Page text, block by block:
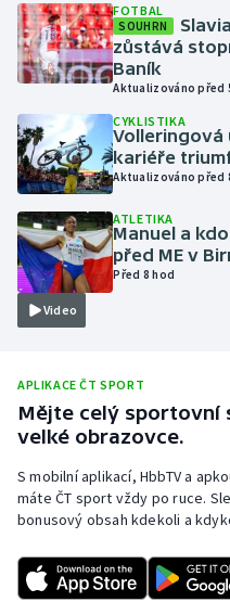
Moderní pětiboj
Motorsport
Olympijské hry
Parasport
Plavání
Plážový volejbal
Rychlobruslení
Short track
Sportovní střelba
FOTBAL
SOUHRN
zůstává
Baník
Aktualizováno před
CYKLISTIKA
Volleringová
kariéře
Aktualizováno před
Video
ATLETIKA
Manuel a
před ME v
Před 8 hod
APLIKACE ČT SPORT
Mějte celý sportovní
velké obrazovce.
S mobilní aplikací, HbbTV a
máte ČT sport vždy po ruce.
bonusový obsah kdekoli a